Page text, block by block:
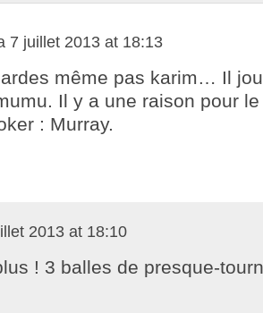
7 juillet 2013 at 18:13
même pas karim… Il
Il y a une raison pour
: Murray.
2013 at 18:10
! 3 balles de presque-